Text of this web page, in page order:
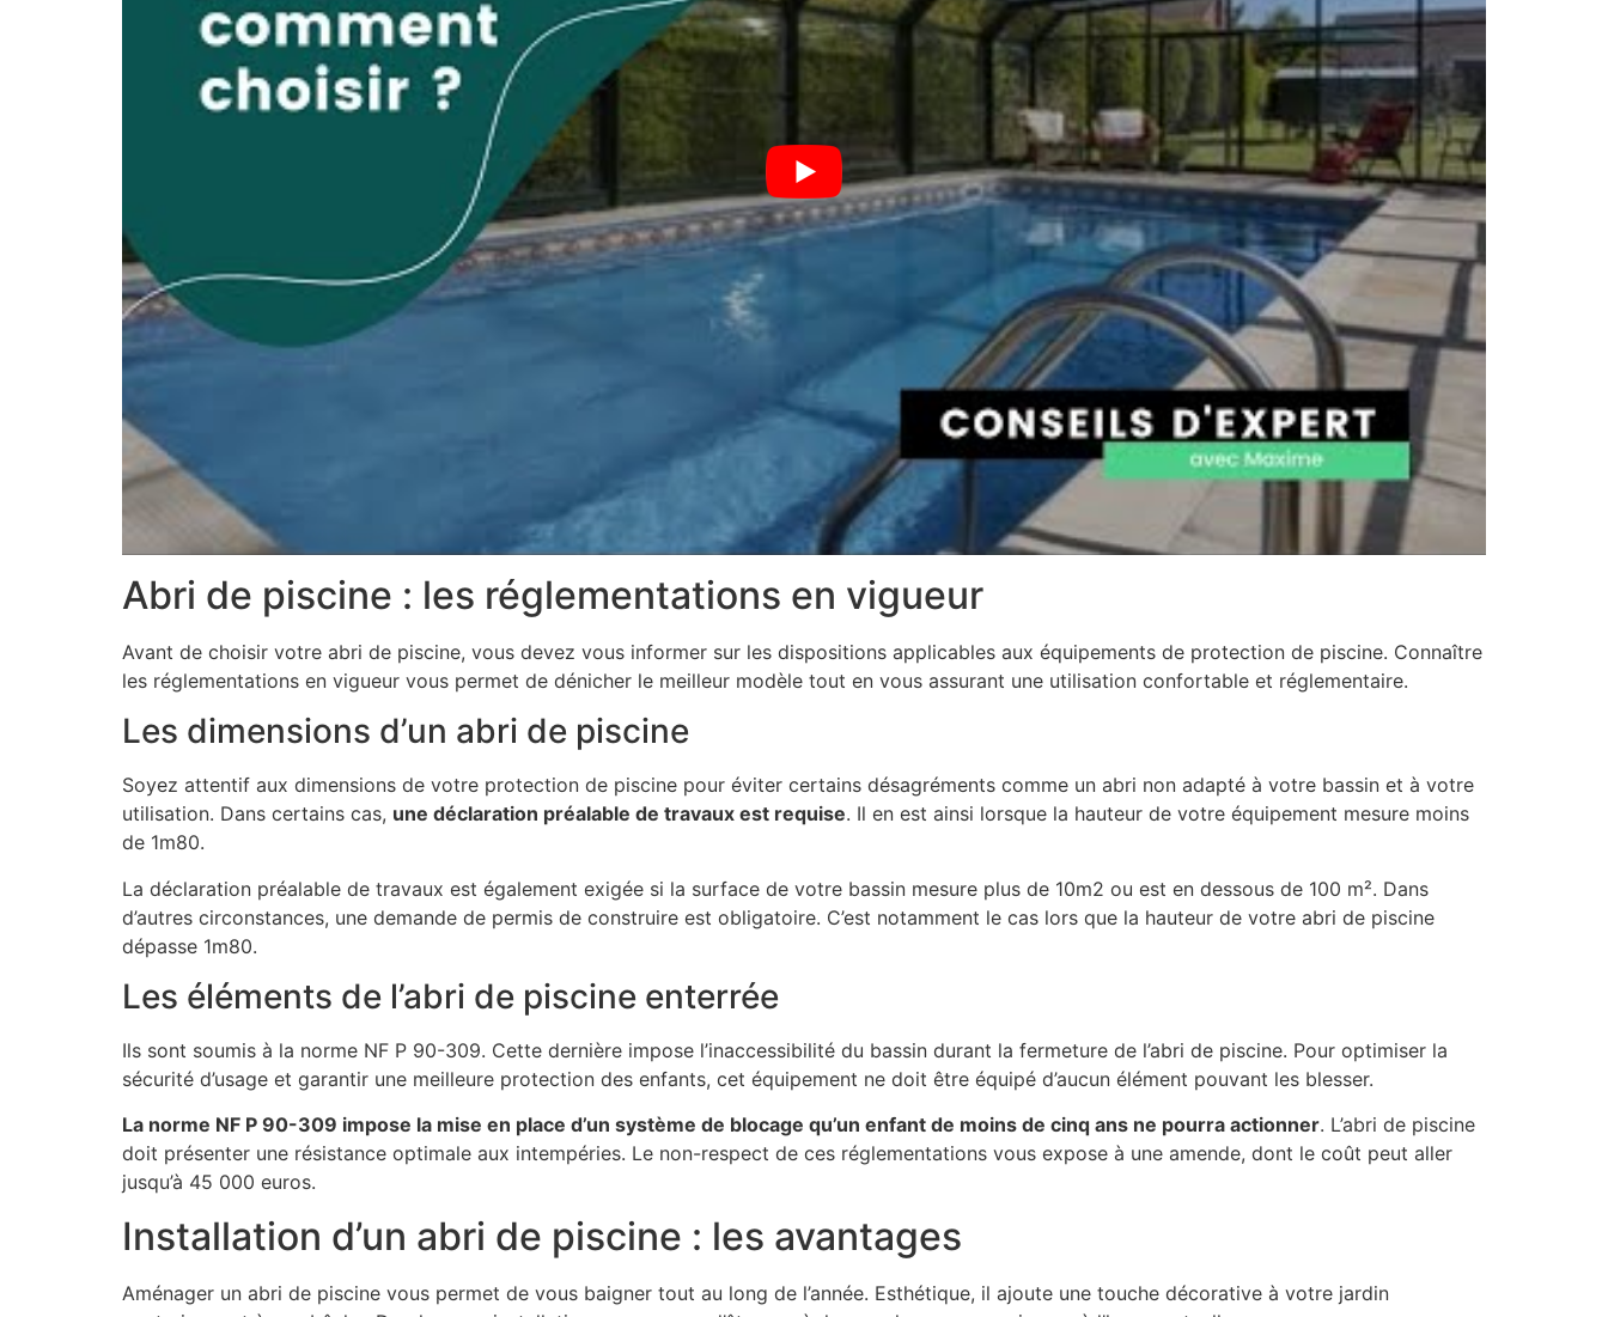
Abri de piscine : les réglementations en vigueur
Avant de choisir votre abri de piscine, vous devez vous informer sur les dispositions applicables aux équipements de protection de piscine. Connaître
les réglementations en vigueur vous permet de dénicher le meilleur modèle tout en vous assurant une utilisation confortable et réglementaire.
Les dimensions d’un abri de piscine
Soyez attentif aux dimensions de votre protection de piscine pour éviter certains désagréments comme un abri non adapté à votre bassin et à votre
utilisation. Dans certains cas, une déclaration préalable de travaux est requise. Il en est ainsi lorsque la hauteur de votre équipement mesure moins
de 1m80.
La déclaration préalable de travaux est également exigée si la surface de votre bassin mesure plus de 10m2 ou est en dessous de 100 m². Dans
d’autres circonstances, une demande de permis de construire est obligatoire. C’est notamment le cas lors que la hauteur de votre abri de piscine
dépasse 1m80.
Les éléments de l’abri de piscine enterrée
Ils sont soumis à la norme NF P 90-309. Cette dernière impose l’inaccessibilité du bassin durant la fermeture de l’abri de piscine. Pour optimiser la
sécurité d’usage et garantir une meilleure protection des enfants, cet équipement ne doit être équipé d’aucun élément pouvant les blesser.
La norme NF P 90-309 impose la mise en place d’un système de blocage qu’un enfant de moins de cinq ans ne pourra actionner. L’abri de piscine
doit présenter une résistance optimale aux intempéries. Le non-respect de ces réglementations vous expose à une amende, dont le coût peut aller
jusqu’à 45 000 euros.
Installation d’un abri de piscine : les avantages
Aménager un abri de piscine vous permet de vous baigner tout au long de l’année. Esthétique, il ajoute une touche décorative à votre jardin